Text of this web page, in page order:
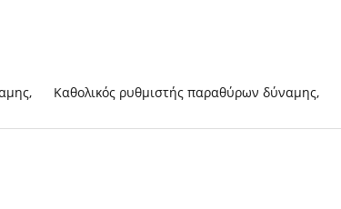
, Καθολικός ρυθμιστής παραθύρων δύναμης,